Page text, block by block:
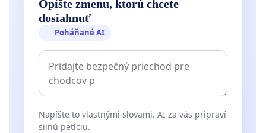
Opíšte zmenu, ktorú chcete
dosiahnuť
Poháňané AI
Napíšte to vlastnými slovami. AI za vás pripraví
silnú petíciu.